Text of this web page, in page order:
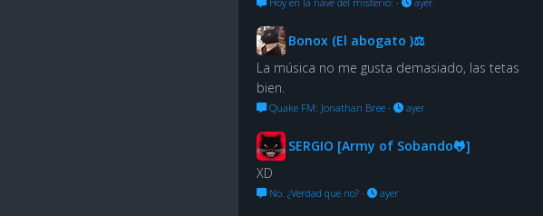
Bonox (El abogato )⚖
La música no me gusta demasiado, las tetas
bien.
Quake FM: Jonathan Bree · ayer
SERGIO [Army of Sobando🐸]
XD
No. ¿Verdad que no? · ayer